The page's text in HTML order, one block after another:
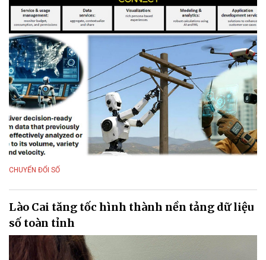
CHUYỂN ĐỔI SỐ
Lào Cai tăng tốc hình thành nền tảng dữ liệu
số toàn tỉnh